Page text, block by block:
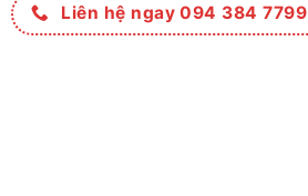
Liên hệ ngay 094 384 7799